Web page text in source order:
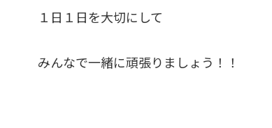
１日１日を大切にして
みんなで一緒に頑張りましょう！！